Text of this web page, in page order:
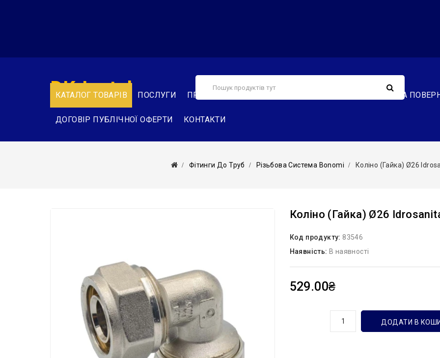
КАТАЛОГ ТОВАРІВ ПОСЛУГИ ПРО НАС ОБМІН ТА
ДОГОВІР ПУБЛІЧНОЇ ОФЕРТИ КОНТАКТИ
DK-Instal
Фітинги До Труб Різьбова Система Bonomi Коліно (гайка) Ø26
Коліно (гайка) Ø26
Код продукту: 83546
Наявність: В наявності
529.00₴
ДОДАТИ В